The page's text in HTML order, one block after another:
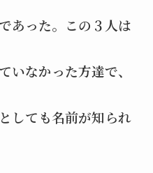
あった。この３人は
いなかった方達で、
しても名前が知られ